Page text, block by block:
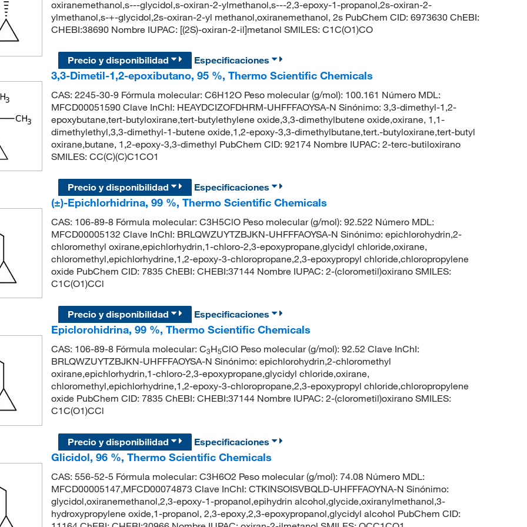
oxiranemethanol,s---glycidol,s-oxiran-2-ylmethanol,s---2,3-epoxy-1-propanol,2s-oxiran-2-
ylmethanol,s-+-glycidol,2s-oxiran-2-yl methanol,oxiranemethanol, 2s PubChem CID: 6973630 ChEBI:
CHEBI:38690 Nombre IUPAC: [(2S)-oxiran-2-il]metanol SMILES: C1C(O1)CO
Precio y disponibilidad
Especificaciones
3,3-Dimetil-1,2-epoxibutano, 95 %, Thermo Scientific Chemicals
CAS: 2245-30-9 Fórmula molecular: C6H12O Peso molecular (g/mol): 100.161 Número MDL:
MFCD00051590 Clave InChI: HEAYDCIZOFDHRM-UHFFFAOYSA-N Sinónimo: 3,3-dimethyl-1,2-
epoxybutane,tert-butyloxirane,tert-butylethylene oxide,3,3-dimethylbutene oxide,oxirane, 1,1-
dimethylethyl,3,3-dimethyl-1-butene oxide,1,2-epoxy-3,3-dimethylbutane,tert.-butyloxirane,tert-butyl
oxirane,butane, 1,2-epoxy-3,3-dimethyl PubChem CID: 92174 Nombre IUPAC: 2-terc-butiloxirano
SMILES: CC(C)(C)C1CO1
Precio y disponibilidad
Especificaciones
(±)-Epichlorhidrina, 99 %, Thermo Scientific Chemicals
CAS: 106-89-8 Fórmula molecular: C3H5ClO Peso molecular (g/mol): 92.522 Número MDL:
MFCD00005132 Clave InChI: BRLQWZUYTZBJKN-UHFFFAOYSA-N Sinónimo: epichlorohydrin,2-
chloromethyl oxirane,epichlorhydrin,1-chloro-2,3-epoxypropane,glycidyl chloride,oxirane,
chloromethyl,epichlorhydrine,1,2-epoxy-3-chloropropane,2,3-epoxypropyl chloride,chloropropylene
oxide PubChem CID: 7835 ChEBI: CHEBI:37144 Nombre IUPAC: 2-(clorometil)oxirano SMILES:
C1C(O1)CCl
Precio y disponibilidad
Especificaciones
Epiclorohidrina, 99 %, Thermo Scientific Chemicals
CAS: 106-89-8 Fórmula molecular: C3H5ClO Peso molecular (g/mol): 92.52 Clave InChI:
BRLQWZUYTZBJKN-UHFFFAOYSA-N Sinónimo: epichlorohydrin,2-chloromethyl
oxirane,epichlorhydrin,1-chloro-2,3-epoxypropane,glycidyl chloride,oxirane,
chloromethyl,epichlorhydrine,1,2-epoxy-3-chloropropane,2,3-epoxypropyl chloride,chloropropylene
oxide PubChem CID: 7835 ChEBI: CHEBI:37144 Nombre IUPAC: 2-(clorometil)oxirano SMILES:
C1C(O1)CCl
Precio y disponibilidad
Especificaciones
Glicidol, 96 %, Thermo Scientific Chemicals
CAS: 556-52-5 Fórmula molecular: C3H6O2 Peso molecular (g/mol): 74.08 Número MDL:
MFCD00005147,MFCD00074873 Clave InChI: CTKINSOISVBQLD-UHFFFAOYNA-N Sinónimo:
glycidol,oxiranemethanol,2,3-epoxy-1-propanol,epihydrin alcohol,glycide,oxiranylmethanol,3-
hydroxypropylene oxide,1-propanol, 2,3-epoxy,2,3-epoxypropanol,glycidyl alcohol PubChem CID: